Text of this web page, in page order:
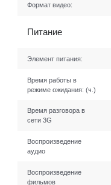
Формат видео:
Питание
Элемент питания:
Время работы в
режиме ожидания: (ч.)
Время разговора в
сети 3G
Воспроизведение
аудио
Воспроизведение
фильмов